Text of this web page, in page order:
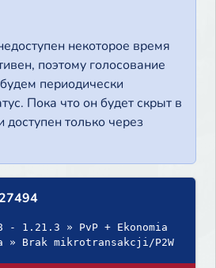
некоторое время
поэтому голосование
периодически
Пока что он будет скрыт в
доступен только через
- 1.21.3 » PvP + Ekonomia
» Brak mikrotransakcji/P2W